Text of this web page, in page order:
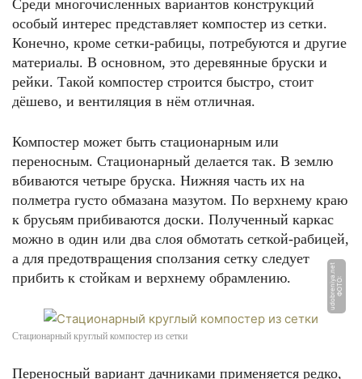
Среди многочисленных вариантов конструкций
особый интерес представляет компостер из сетки.
Конечно, кроме сетки-рабицы, потребуются и другие
материалы. В основном, это деревянные бруски и
рейки. Такой компостер строится быстро, стоит
дёшево, и вентиляция в нём отличная.
Компостер может быть стационарным или
переносным. Стационарный делается так. В землю
вбиваются четыре бруска. Нижняя часть их на
полметра густо обмазана мазутом. По верхнему краю
к брусьям прибиваются доски. Полученный каркас
можно в один или два слоя обмотать сеткой-рабицей,
а для предотвращения сползания сетку следует
прибить к стойкам и верхнему обрамлению.
Ф
О
Т
О:
u
d
o
b
r
e
ni
y
a.
n
e
t
Стационарный круглый компостер из сетки
Переносный вариант дачниками применяется редко,